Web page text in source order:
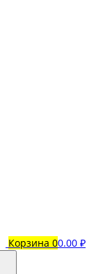
Корзина 00.00 ₽